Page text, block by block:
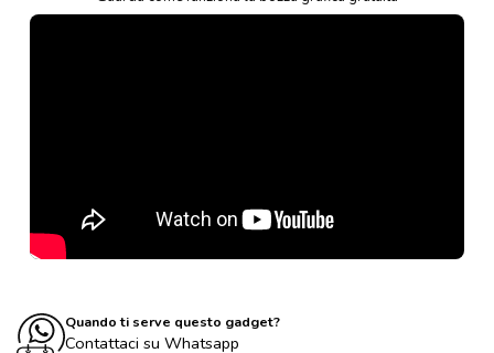
Quando ti serve questo gadget?
Contattaci su Whatsapp